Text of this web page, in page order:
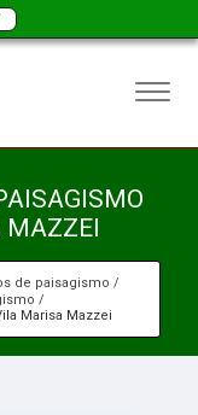
MAZZEI
de paisagismo
Marisa Mazzei